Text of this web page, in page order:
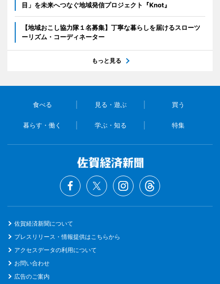
目」を未来へつなぐ地域発信プロジェクト『Knot』
【地域おこし協力隊１名募集】丁寧な暮らしを届けるスローツ
ーリズム・コーディネーター
もっと見る
食べる 見る・遊ぶ 買う
暮らす・働く 学ぶ・知る 特集
佐賀経済新聞について
プレスリリース・情報提供はこちらから
アクセスデータの利用について
お問い合わせ
広告のご案内